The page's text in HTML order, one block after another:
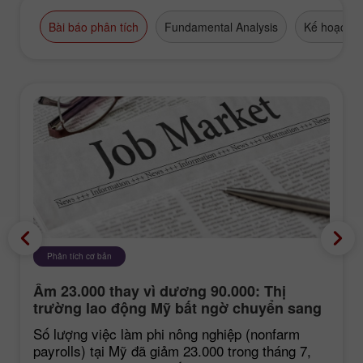
Bài báo phân tích Fundamental Analysis Kế hoạch
Phân tích cơ bản
Âm 23.000 thay vì dương 90.000: Thị
trường lao động Mỹ bất ngờ chuyển sang
tiêu cực
Số lượng việc làm phi nông nghiệp (nonfarm
payrolls) tại Mỹ đã giảm 23.000 trong tháng 7,